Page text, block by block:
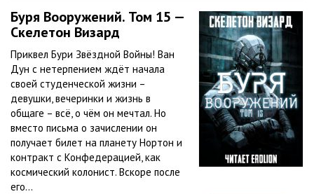
Буря Вооружений. Том 15 —
Скелетон Визард
Приквел Бури Звёздной Войны! Ван
Дун с нетерпением ждёт начала
своей студенческой жизни –
девушки, вечеринки и жизнь в
общаге – всё, о чём он мечтал. Но
вместо письма о зачислении он
получает билет на планету Нортон и
контракт с Конфедерацией, как
космический колонист. Вскоре после
его...